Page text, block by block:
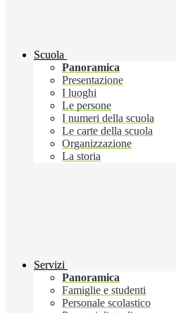
Scuola
Panoramica
Presentazione
I luoghi
Le persone
I numeri della scuola
Le carte della scuola
Organizzazione
La storia
Servizi
Panoramica
Famiglie e studenti
Personale scolastico